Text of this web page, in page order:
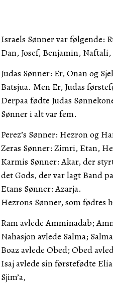
Israels Sønner var følgende:
Dan, Josef, Benjamin, Naftali,
Judas Sønner: Er, Onan og
Batsjua. Men Er, Judas
Derpaa fødte Judas
Sønner i alt var fem.
Perez’s Sønner: Hezron og
Zeras Sønner: Zimri, Etan,
Karmis Sønner: Akar, der
det Gods, der var lagt Band
Etans Sønner: Azarja.
Hezrons Sønner, som fødtes
Ram avlede Amminadab;
Nahasjon avlede Salma;
Boaz avlede Obed; Obed
Isaj avlede sin førstefødte
Sjim’a,